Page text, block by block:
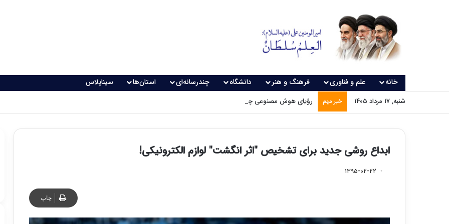
خانه علم و فناوری فرهنگ و هنر دانشگاه چندرسانه‌ای استان‌ها سیناپلاس
شنبه, ۱۷ مرداد ۱۴۰۵ خبر مهم رؤیای هوش مصنوعی چه زمانی واقعی می‌شود؟
ابداع روشی جدید برای تشخیص "اثر انگشت" لوازم الکترونیکی!
۱۳۹۵-۰۲-۲۲
چاپ